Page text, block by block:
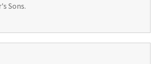
Sons.